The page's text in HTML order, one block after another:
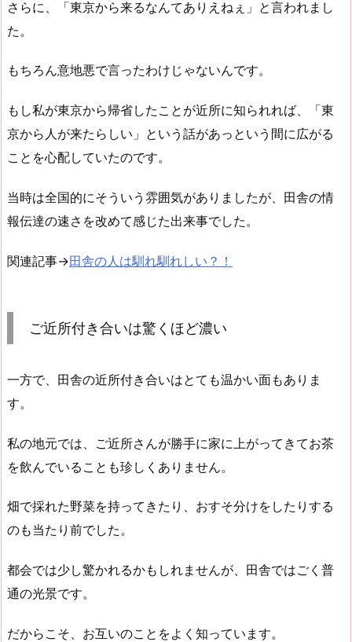
さらに、「東京から来るなんてありえねぇ」と言われまし
た。
もちろん意地悪で言ったわけじゃないんです。
もし私が東京から帰省したことが近所に知られれば、「東
京から人が来たらしい」という話があっという間に広がる
ことを心配していたのです。
当時は全国的にそういう雰囲気がありましたが、田舎の情
報伝達の速さを改めて感じた出来事でした。
関連記事→田舎の人は馴れ馴れしい？！
ご近所付き合いは驚くほど濃い
一方で、田舎の近所付き合いはとても温かい面もありま
す。
私の地元では、ご近所さんが勝手に家に上がってきてお茶
を飲んでいることも珍しくありません。
畑で採れた野菜を持ってきたり、おすそ分けをしたりする
のも当たり前でした。
都会では少し驚かれるかもしれませんが、田舎ではごく普
通の光景です。
だからこそ、お互いのことをよく知っています。